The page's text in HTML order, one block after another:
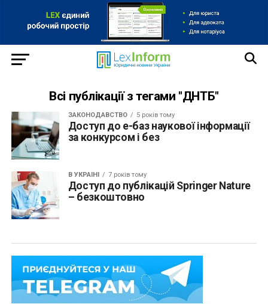
Всі публікації з тегами "ДНТБ"
ЗАКОНОДАВСТВО 5 років тому
Доступ до е-баз наукової інформації
за конкурсом і без
В УКРАЇНІ 7 років тому
Доступ до публікацій Springer Nature
– безкоштовно